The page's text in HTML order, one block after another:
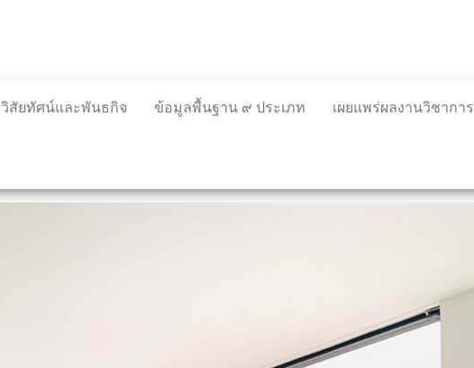
วิสัยทัศน์และพันธกิจ ข้อมูลพื้นฐาน ๙ ประเภท เผยแพร่ผลงานวิชาการ